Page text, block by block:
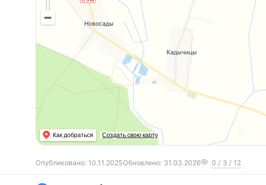
Как добраться Создать свою карту
Опубликовано: 10.11.2025Обновлено: 31.03.2026 0 / 3 / 12